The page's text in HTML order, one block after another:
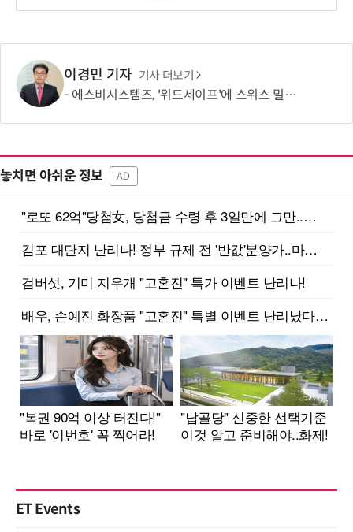
보
이경민 기자 기사 더보기
에스비시스템즈, '위드세이프'에 스위스 밀리터리 아이스조끼 연계… 혹서기 온열질환 예방 강화
놓치면 아쉬운 정보 AD
ET Events